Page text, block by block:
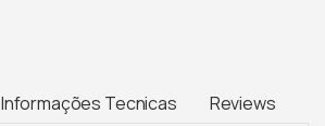
Informações Tecnicas Reviews